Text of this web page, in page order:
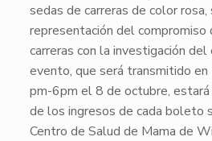
sedas de carreras de color rosa,
representación del compromiso
carreras con la investigación del
evento, que será transmitido
pm-6pm el 8 de octubre, estará
de los ingresos de cada boleto
Centro de Salud de Mama de